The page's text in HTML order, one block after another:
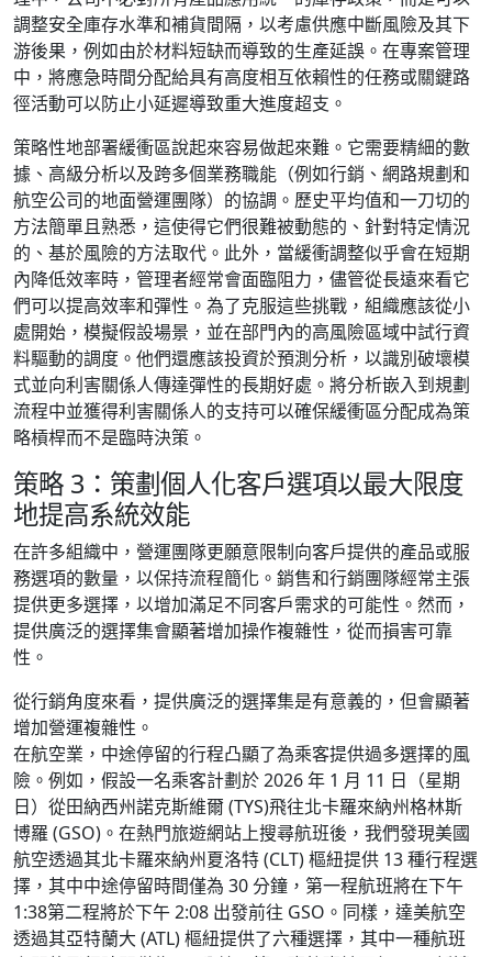
調整安全庫存水準和補貨間隔，以考慮供應中斷風險及其下
游後果，例如由於材料短缺而導致的生產延誤。在專案管理
中，將應急時間分配給具有高度相互依賴性的任務或關鍵路
徑活動可以防止小延遲導致重大進度超支。
策略性地部署緩衝區說起來容易做起來難。它需要精細的數
據、高級分析以及跨多個業務職能（例如行銷、網路規劃和
航空公司的地面營運團隊）的協調。歷史平均值和一刀切的
方法簡單且熟悉，這使得它們很難被動態的、針對特定情況
的、基於風險的方法取代。此外，當緩衝調整似乎會在短期
內降低效率時，管理者經常會面臨阻力，儘管從長遠來看它
們可以提高效率和彈性。為了克服這些挑戰，組織應該從小
處開始，模擬假設場景，並在部門內的高風險區域中試行資
料驅動的調度。他們還應該投資於預測分析，以識別破壞模
式並向利害關係人傳達彈性的長期好處。將分析嵌入到規劃
流程中並獲得利害關係人的支持可以確保緩衝區分配成為策
略槓桿而不是臨時決策。
策略 3：策劃個人化客戶選項以最大限度
地提高系統效能
在許多組織中，營運團隊更願意限制向客戶提供的產品或服
務選項的數量，以保持流程簡化。銷售和行銷團隊經常主張
提供更多選擇，以增加滿足不同客戶需求的可能性。然而，
提供廣泛的選擇集會顯著增加操作複雜性，從而損害可靠
性。
從行銷角度來看，提供廣泛的選擇集是有意義的，但會顯著
增加營運複雜性。
在航空業，中途停留的行程凸顯了為乘客提供過多選擇的風
險。例如，假設一名乘客計劃於 2026 年 1 月 11 日（星期
日）從田納西州諾克斯維爾 (TYS) 飛往北卡羅來納州格林斯
博羅 (GSO)。在熱門旅遊網站上搜尋航班後，我們發現美國
航空透過其北卡羅來納州夏洛特 (CLT) 樞紐提供 13 種行程選
擇，其中中途停留時間僅為 30 分鐘，第一程航班將在下午
1:38第二程將於下午 2:08 出發前往 GSO。同樣，達美航空
透過其亞特蘭大 (ATL) 樞紐提供了六種選擇，其中一種航班